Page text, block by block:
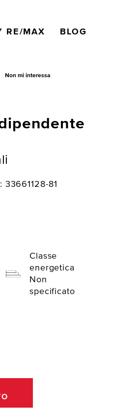
RE/MAX BLOG
Non mi interessa
81
Classe
energetica
Non
specificato